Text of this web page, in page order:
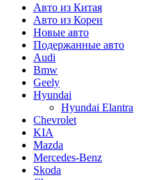
Авто из Китая
Авто из Кореи
Новые авто
Подержанные авто
Audi
Bmw
Geely
Hyundai
Hyundai Elantra
Chevrolet
KIA
Mazda
Mercedes-Benz
Skoda